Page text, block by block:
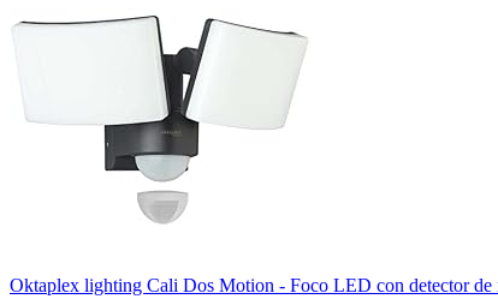
Oktaplex lighting Cali Dos Motion - Foco LED con detector de